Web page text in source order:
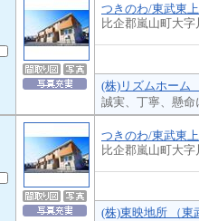
つきのわ/東武東
比企郡嵐山町大字
(株)リズムホーム
誠実、丁寧、懸
つきのわ/東武東
比企郡嵐山町大字
(株)東映地所 （東